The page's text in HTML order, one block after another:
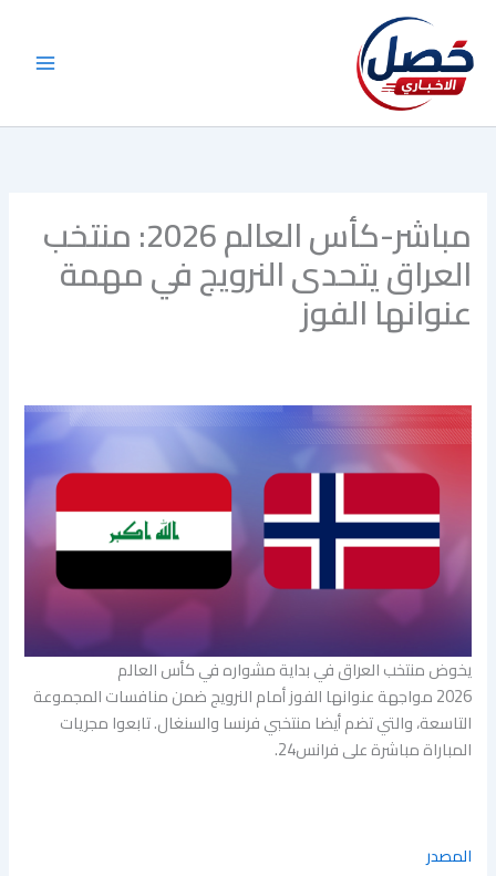
المحتوى
مباشر-كأس العالم 2026: منتخب
العراق يتحدى النرويج في مهمة
عنوانها الفوز
يخوض منتخب العراق في بداية مشواره في كأس العالم
2026 مواجهة عنوانها الفوز أمام النرويج ضمن منافسات المجموعة
التاسعة، والتي تضم أيضا منتخبي فرنسا والسنغال. تابعوا مجريات
المباراة مباشرة على فرانس24.
المصدر